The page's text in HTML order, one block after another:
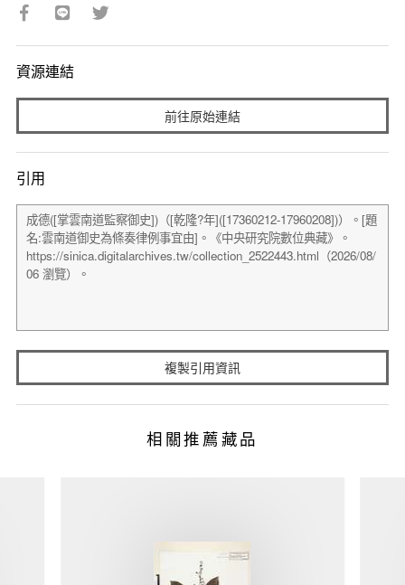
資源連結
前往原始連結
引用
複製引用資訊
相關推薦藏品